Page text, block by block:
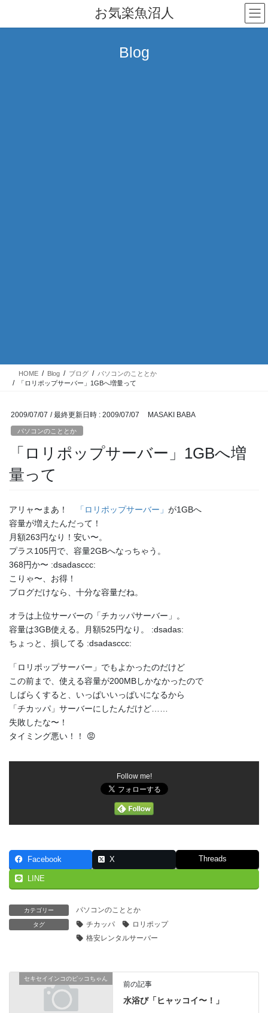
テ
ゲ
お気楽魚沼人
Blog
HOME Blog ブログ
パソコンのこととか
「ロリポップサーバー」1GBへ増量って
2009/07/07 / 最終更新日時 : 2009/07/07 MASAKI BABA
パソコンのこととか
「ロリポップサーバー」1GBへ増
量って
アリャ〜まあ！ 「ロリポップサーバー」 が1GBへ
容量が増えたんだって！
月額263円なり！安い〜。
プラス105円で、容量2GBへなっちゃう。
368円か〜 :dsadasccc:
こりゃ〜、お得！
ブログだけなら、十分な容量だね。
オラは上位サーバーの「チカッパサーバー」。
容量は3GB使える。月額525円なり。 :dsadas:
ちょっと、損してる :dsadasccc:
「ロリポップサーバー」でもよかったのだけど
この前まで、使える容量が200MBしかなかったので
しばらくすると、いっぱいいっぱいになるから
「チカッパ」サーバーにしたんだけど……
失敗したな〜！
タイミング悪い！！ 😡
Follow me!
Facebook X Threads
LINE
カテゴリー パソコンのこととか
タグ チカッパ
ロリポップ
格安レンタルサーバー
セキセイインコのピッコちゃん
前の記事
水浴び「ヒャッコイ〜！」